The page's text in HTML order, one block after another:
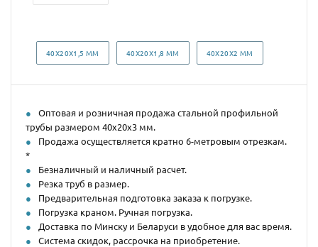
40Х20Х1,5 ММ 40Х20Х1,8 ММ 40Х20Х2 ММ
Оптовая и розничная продажа стальной профильной
трубы размером 40х20х3 мм.
Продажа осуществляется кратно 6-метровым отрезкам.
*
Безналичный и наличный расчет.
Резка труб в размер.
Предварительная подготовка заказа к погрузке.
Погрузка краном. Ручная погрузка.
Доставка по Минску и Беларуси в удобное для вас время.
Система скидок, рассрочка на приобретение.